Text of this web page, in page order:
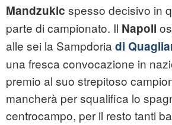
Mandzukic spesso decisivo in
parte di campionato. Il Napoli
alle sei la Sampdoria di
una fresca convocazione in
premio al suo strepitoso
mancherà per squalifica lo
centrocampo, per il resto tanti